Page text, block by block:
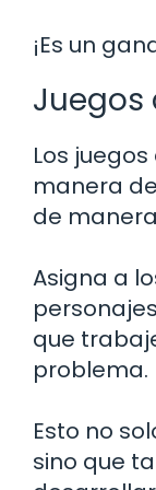
¡Es un
Juegos
Los
manera
de
Asigna a
que
problema.
Esto no
sino que